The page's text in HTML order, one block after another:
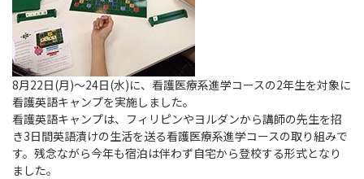
8月22日(月)～24日(水)に、看護医療系進学コースの2年生を対象に
看護英語キャンプを実施しました。
看護英語キャンプは、フィリピンやヨルダンから講師の先生を招
き3日間英語漬けの生活を送る看護医療系進学コースの取り組みで
す。残念ながら今年も宿泊は伴わず自宅から登校する形式となり
ました。